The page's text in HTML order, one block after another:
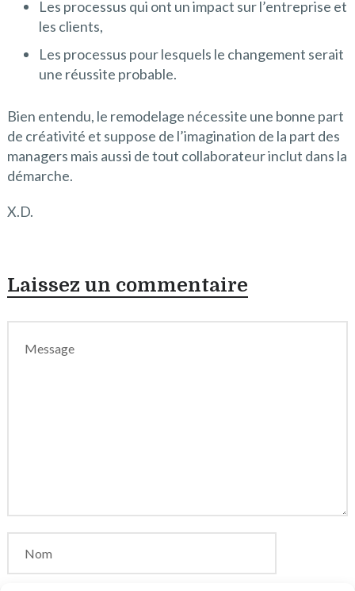
Les processus qui ont un impact sur l’entreprise et
les clients,
Les processus pour lesquels le changement serait
une réussite probable.
Bien entendu, le remodelage nécessite une bonne part
de créativité et suppose de l’imagination de la part des
managers mais aussi de tout collaborateur inclut dans la
démarche.
X.D.
Laissez un commentaire